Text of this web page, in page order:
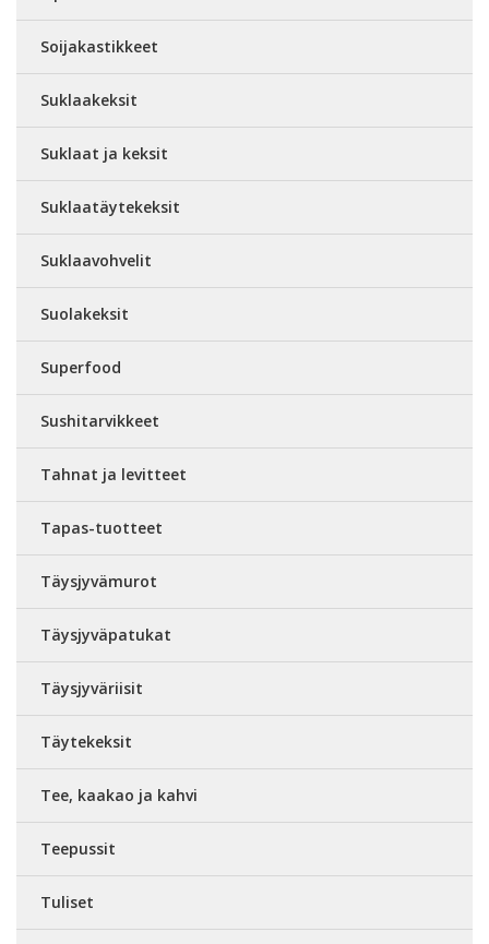
Soijakastikkeet
Suklaakeksit
Suklaat ja keksit
Suklaatäytekeksit
Suklaavohvelit
Suolakeksit
Superfood
Sushitarvikkeet
Tahnat ja levitteet
Tapas-tuotteet
Täysjyvämurot
Täysjyväpatukat
Täysjyväriisit
Täytekeksit
Tee, kaakao ja kahvi
Teepussit
Tuliset